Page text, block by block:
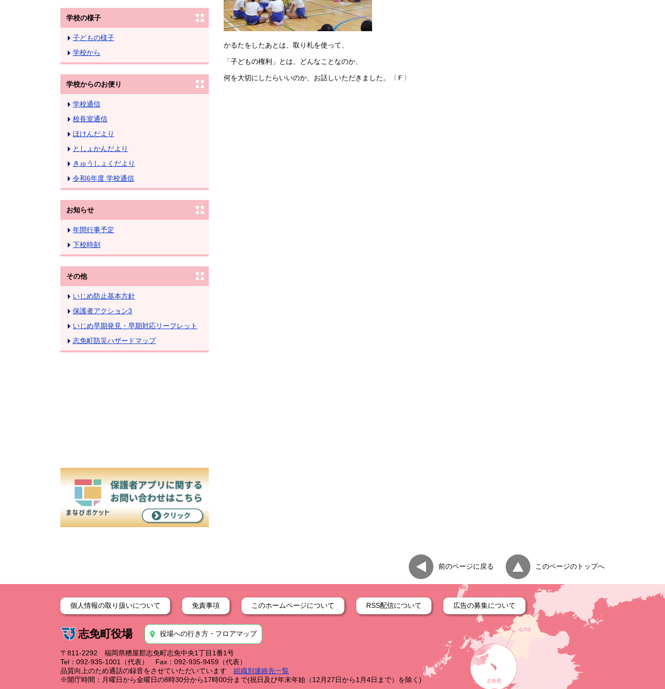
学校の様子
子どもの様子
学校から
学校からのお便り
学校通信
校長室通信
ほけんだより
としょかんだより
きゅうしょくだより
令和6年度 学校通信
お知らせ
年間行事予定
下校時刻
その他
いじめ防止基本方針
保護者アクション3
いじめ早期発見・早期対応リーフレット
志免町防災ハザードマップ
かるたをしたあとは、取り札を使って、
「子どもの権利」とは、どんなことなのか、
何を大切にしたらいいのか、お話しいただきました。〈Ｆ〉
前のページに戻る このページのトップへ
個人情報の取り扱いについて 免責事項 このホームページについて RSS配信について 広告の募集について
志免町役場 役場への行き方・フロアマップ
〒811-2292 福岡県糟屋郡志免町志免中央1丁目1番1号
Tel：092-935-1001（代表） Fax：092-935-9459（代表）
品質向上のため通話の録音をさせていただいています
組織別連絡先一覧
※開庁時間：月曜日から金曜日の8時30分から17時00分まで(祝日及び年末年始（12月27日から1月4日まで）を除く)